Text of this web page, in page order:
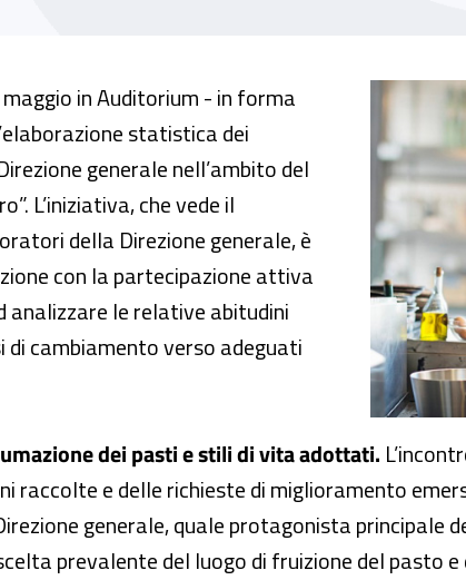
le valutazioni preliminari sui risultati
in Auditorium - in forma
statistica dei
generale nell’ambito del
L’iniziativa, che vede il
della Direzione generale, è
con la partecipazione attiva
le relative abitudini
cambiamento verso adeguati
dei pasti e stili di vita adottati.
raccolte e delle richieste di miglioramento
generale, quale protagonista principale
prevalente del luogo di fruizione del pasto